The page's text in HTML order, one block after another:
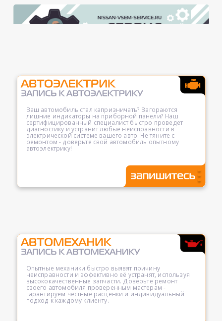
Ваш автомобиль стал капризничать? Загораются
лишние индикаторы на приборной панели? Наш
сертифицированный специалист быстро проведет
диагностику и устранит любые неисправности в
электрической системе вашего авто. Не тяните с
ремонтом - доверьте свой автомобиль опытному
автоэлектрику!
Опытные механики быстро выявят причину
неисправности и эффективно её устранят, используя
высококачественные запчасти. Доверьте ремонт
своего автомобиля проверенным мастерам -
гарантируем честные расценки и индивидуальный
подход к каждому клиенту.